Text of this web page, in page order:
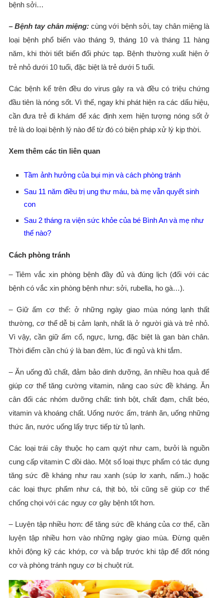
bệnh sởi…
– Bệnh tay chân miệng:cùng với bệnh sởi, tay chân miệng là
loại bệnh phổ biến vào tháng 9, tháng 10 và tháng 11 hàng
năm, khi thời tiết biến đổi phức tạp. Bệnh thường xuất hiện ở
trẻ nhỏ dưới 10 tuổi, đặc biệt là trẻ dưới 5 tuổi.
Các bệnh kể trên đều do virus gây ra và đều có triệu chứng
đầu tiên là nóng sốt. Vì thế, ngay khi phát hiện ra các dấu hiệu,
cần đưa trẻ đi khám để xác định xem hiện tượng nóng sốt ở
trẻ là do loại bệnh lý nào để từ đó có biện pháp xử lý kịp thời.
Xem thêm các tin liên quan
Tầm ảnh hưởng của bụi mịn và cách phòng tránh
Sau 11 năm điều trị ung thư máu, bà mẹ vẫn quyết sinh
con
Sau 2 tháng ra viện sức khỏe của bé Bình An và mẹ như
thế nào?
Cách phòng tránh
– Tiêm vắc xin phòng bệnh đầy đủ và đúng lịch (đối với các
bệnh có vắc xin phòng bệnh như: sởi, rubella, ho gà…).
– Giữ ấm cơ thể: ở những ngày giao mùa nóng lạnh thất
thường, cơ thể dễ bị cảm lạnh, nhất là ở người già và trẻ nhỏ.
Vì vậy, cần giữ ấm cổ, ngực, lưng, đặc biệt là gan bàn chân.
Thời điểm cần chú ý là ban đêm, lúc đi ngủ và khi tắm.
– Ăn uống đủ chất, đảm bảo dinh dưỡng, ăn nhiều hoa quả để
giúp cơ thể tăng cường vitamin, nâng cao sức đề kháng. Ăn
cân đối các nhóm dưỡng chất: tinh bột, chất đạm, chất béo,
vitamin và khoáng chất. Uống nước ấm, tránh ăn, uống những
thức ăn, nước uống lấy trực tiếp từ tủ lạnh.
Các loại trái cây thuộc họ cam quýt như cam, bưởi là nguồn
cung cấp vitamin C dồi dào. Một số loại thực phẩm có tác dụng
tăng sức đề kháng như rau xanh (súp lơ xanh, nấm..) hoặc
các loại thực phẩm như cá, thịt bò, tỏi cũng sẽ giúp cơ thể
chống chọi với các nguy cơ gây bệnh tốt hơn.
– Luyện tập nhiều hơn: để tăng sức đề kháng của cơ thể, cần
luyện tập nhiều hơn vào những ngày giao mùa. Đừng quên
khởi động kỹ các khớp, cơ và bắp trước khi tập để đốt nóng
cơ và phòng tránh nguy cơ bị chuột rút.